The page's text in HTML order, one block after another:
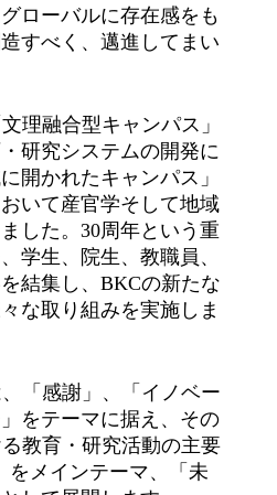
ローバルに存在感をも
すべく、邁進してまい
理融合型キャンパス」
研究システムの開発に
開かれたキャンパス」
いて産官学そして地域
した。30周年という重
学生、院生、教職員、
結集し、BKCの新たな
な取り組みを実施しま
「感謝」、「イノベー
をテーマに据え、その
教育・研究活動の主要
をメインテーマ、「未